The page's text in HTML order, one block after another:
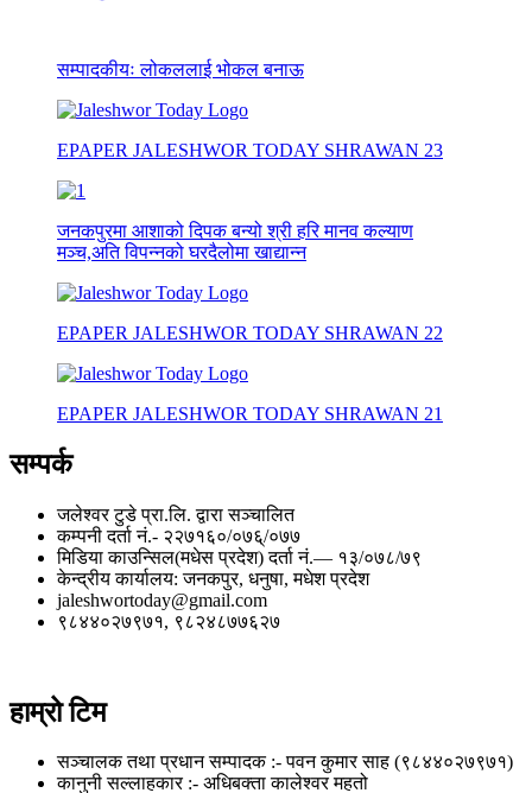
सम्पादकीयः लोकललाई भोकल बनाऊ
EPAPER JALESHWOR TODAY SHRAWAN 23
जनकपुरमा आशाको दिपक बन्यो श्री हरि मानव कल्याण
मञ्च,अति विपन्नको घरदैलोमा खाद्यान्न
EPAPER JALESHWOR TODAY SHRAWAN 22
EPAPER JALESHWOR TODAY SHRAWAN 21
सम्पर्क
जलेश्वर टुडे प्रा.लि. द्वारा सञ्चालित
कम्पनी दर्ता नं.- २२७१६०/०७६्/०७७
मिडिया काउन्सिल(मधेस प्रदेश) दर्ता नं.— १३/०७८/७९
केन्द्रीय कार्यालय: जनकपुर, धनुषा, मधेश प्रदेश
jaleshwortoday@gmail.com
९८४४०२७९७१, ९८२४८७७६२७
हाम्रो टिम
सञ्चालक तथा प्रधान सम्पादक :- पवन कुमार साह (९८४४०२७९७१)
कानुनी सल्लाहकार :- अधिबक्ता कालेश्वर महतो